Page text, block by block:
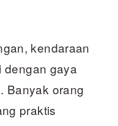
kendaraan
dengan gaya
Banyak orang
praktis